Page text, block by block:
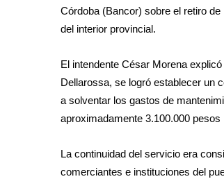
Córdoba (Bancor) sobre el retiro
del interior provincial.
El intendente César Morena
Dellarossa, se logró establecer un
a solventar los gastos de
aproximadamente 3.100.000
La continuidad del servicio era
comerciantes e instituciones del